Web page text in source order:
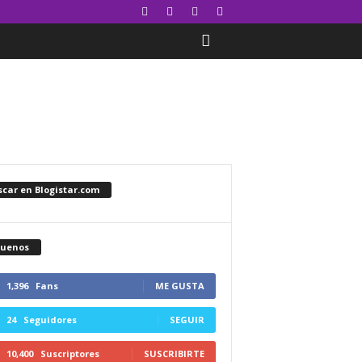
en Blogistar.com
1,396 Fans ME GUSTA
24 Seguidores SEGUIR
10,400 Suscriptores SUSCRIBIRTE